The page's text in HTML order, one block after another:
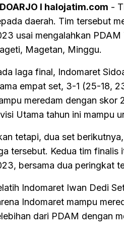
I halojatim.com -
daerah. Tim tersebut
usai mengalahkan
Magetan, Minggu.
laga final, Indomaret
empat set, 3-1 (25-18,
meredam dengan skor
Utama tahun ini mampu
tetapi, dua set
tersebut. Kedua tim finalis
bersama dua peringkat
Indomaret Iwan Dedi
Indomaret mampu
dari PDAM dengan